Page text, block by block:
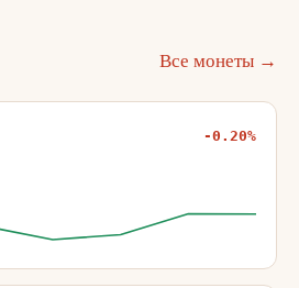
Все монеты →
-0.20%